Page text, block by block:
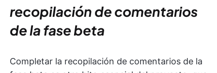
recopilación de comentarios
de la fase beta
Completar la recopilación de comentarios de la